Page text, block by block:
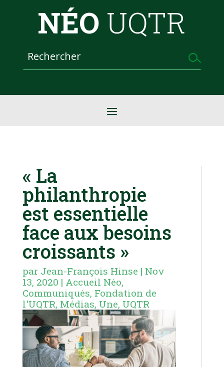
NÉO UQTR
« La
philanthropie
est essentielle
face aux besoins
croissants »
par Jean-François Hinse | Nov
13, 2020 | Accueil Néo,
Communiqués, Fondation de
l'UQTR, Médias, Une, UQTR